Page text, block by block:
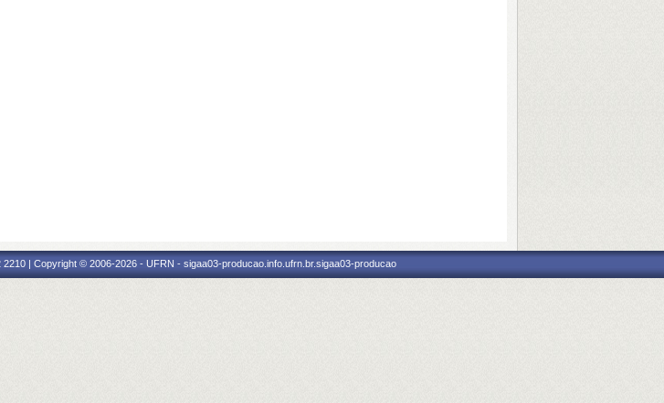
| Copyright © 2006-2026 - UFRN - sigaa03-producao.info.ufrn.br.sigaa03-producao